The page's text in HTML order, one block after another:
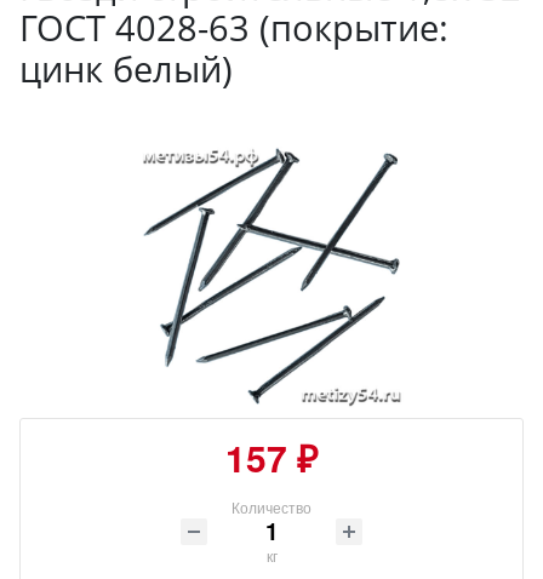
ГОСТ 4028-63 (покрытие:
цинк белый)
157 ₽
Количество
кг